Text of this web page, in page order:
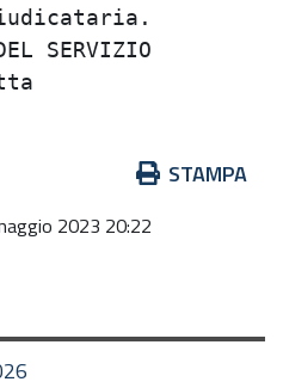
STAMPA
2023 20:22